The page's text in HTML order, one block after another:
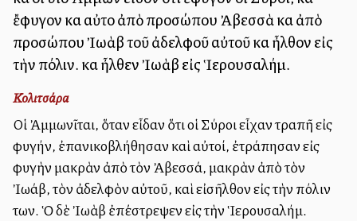
ἔφυγον καὶ αὐτοὶ ἀπὸ προσώπου Ἀβεσσὰ καὶ ἀπὸ
προσώπου Ἰωὰβ τοῦ ἀδελφοῦ αὐτοῦ καὶ ἦλθον εἰς
τὴν πόλιν. καὶ ἦλθεν Ἰωὰβ εἰς Ἱερουσαλήμ.
Κολιτσάρα
Οἱ Ἀμμωνῖται, ὅταν εἶδαν ὅτι οἱ Σύροι εἶχαν τραπῆ εἰς
φυγήν, ἐπανικοβλήθησαν καὶ αὐτοί, ἐτράπησαν εἰς
φυγὴν μακρὰν ἀπὸ τὸν Ἀβεσσά, μακρὰν ἀπὸ τὸν
Ἰωάβ, τὸν ἀδελφὸν αὐτοῦ, καὶ εἰσῆλθον εἰς τὴν πόλιν
των. Ὁ δὲ Ἰωὰβ ἐπέστρεψεν εἰς τὴν Ἱερουσαλήμ.